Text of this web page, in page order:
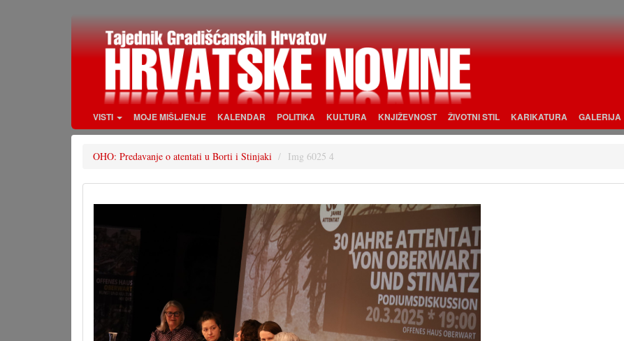
VISTI MOJE MIŠLJENJE KALENDAR POLITIKA KULTURA KNJIŽEVNOST ŽIVOTNI STIL KARIKATURA GALERIJA
OHO: Predavanje o atentati u Borti i Stinjaki Img 6025 4